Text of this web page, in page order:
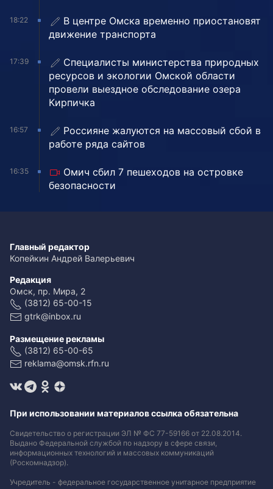
18:22
В центре Омска временно приостановят
движение транспорта
17:39
Специалисты министерства природных
ресурсов и экологии Омской области
провели выездное обследование озера
Кирпичка
16:57
Россияне жалуются на массовый сбой в
работе ряда сайтов
16:35
Омич сбил 7 пешеходов на островке
безопасности
Главный редактор
Копейкин Андрей Валерьевич
Редакция
Омск, пр. Мира, 2
(3812) 65-00-15
gtrk@inbox.ru
Размещение рекламы
(3812) 65-00-65
reklama@omsk.rfn.ru
При использовании материалов ссылка обязательна
Свидетельство о регистрации ЭЛ № ФС 77-59166 от 22.08.2014.
Выдано Федеральной службой по надзору в сфере связи,
информационных технологий и массовых коммуникаций
(Роскомнадзор).
Учредитель - федеральное государственное унитарное предприятие